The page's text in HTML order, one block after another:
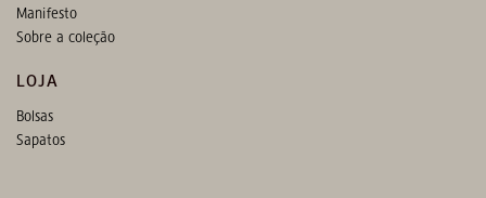
Manifesto
Sobre a coleção
LOJA
Bolsas
Sapatos